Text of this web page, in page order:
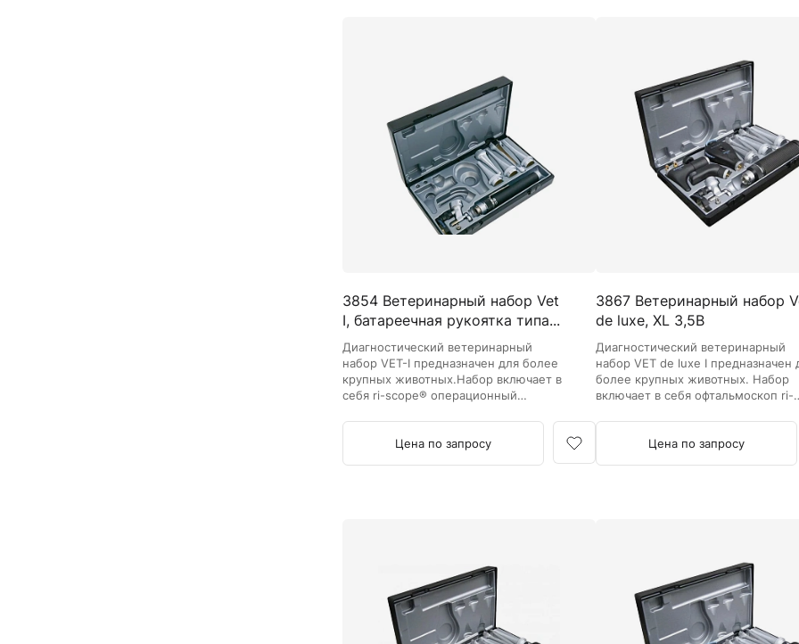
3854 Ветеринарный набор Vet
I, батареечная рукоятка типа...
Диагностический ветеринарный
набор VET-I предназначен для более
крупных животных.Набор включает в
себя ri-scope® операционный
Цена по запросу
3867 Ветеринарный набор
de luxe, XL 3,5В
Диагностический ветеринарный
набор VET de luxe I предназначен
более крупных животных. Набор
включает в себя офтальмоскоп ri-
Цена по запросу